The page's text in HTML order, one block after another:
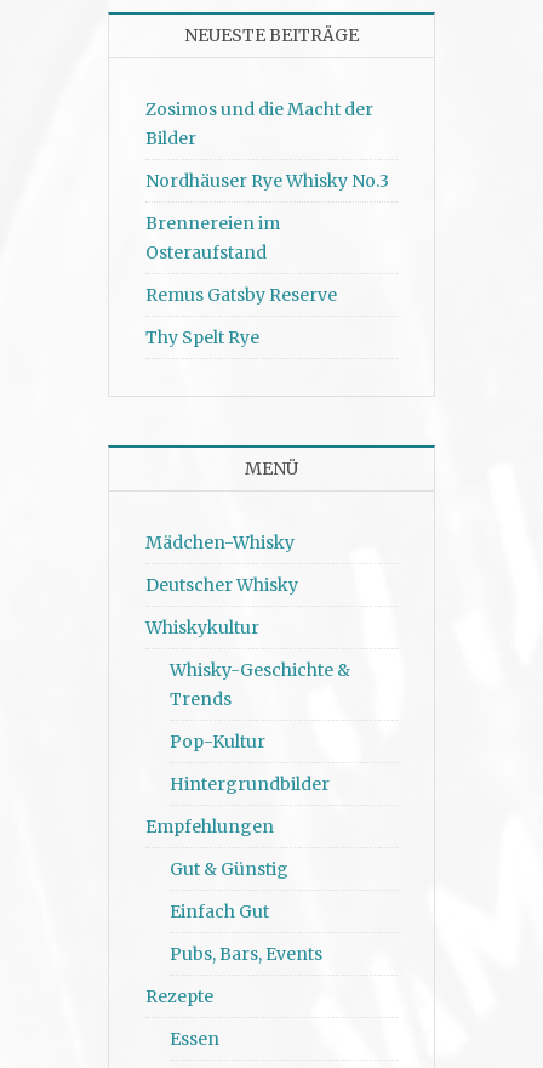
NEUESTE BEITRÄGE
Zosimos und die Macht der
Bilder
Nordhäuser Rye Whisky No.3
Brennereien im
Osteraufstand
Remus Gatsby Reserve
Thy Spelt Rye
MENÜ
Mädchen-Whisky
Deutscher Whisky
Whiskykultur
Whisky-Geschichte &
Trends
Pop-Kultur
Hintergrundbilder
Empfehlungen
Gut & Günstig
Einfach Gut
Pubs, Bars, Events
Rezepte
Essen